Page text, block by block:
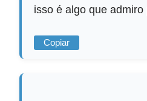
isso é algo que
Copiar